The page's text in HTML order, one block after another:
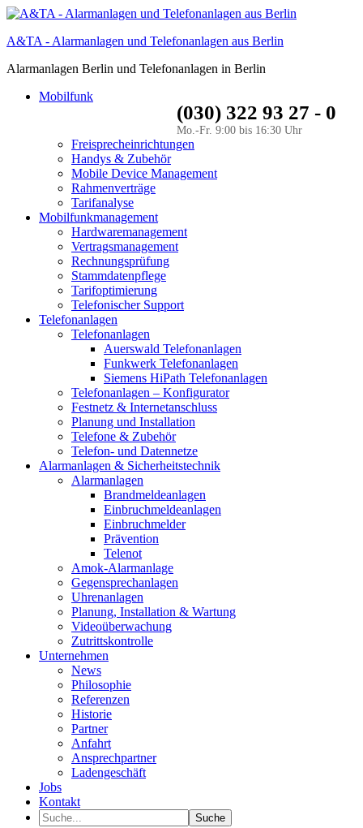
A&TA - Alarmanlagen und Telefonanlagen aus Berlin
Alarmanlagen Berlin und Telefonanlagen in Berlin
(030) 322 93 27 - 0
Mo.-Fr. 9:00 bis 16:30 Uhr
Mobilfunk
Freisprecheinrichtungen
Handys & Zubehör
Mobile Device Management
Rahmenverträge
Tarifanalyse
Mobilfunkmanagement
Hardwaremanagement
Vertragsmanagement
Rechnungsprüfung
Stammdatenpflege
Tarifoptimierung
Telefonischer Support
Telefonanlagen
Telefonanlagen
Auerswald Telefonanlagen
Funkwerk Telefonanlagen
Siemens HiPath Telefonanlagen
Telefonanlagen – Konfigurator
Festnetz & Internetanschluss
Planung und Installation
Telefone & Zubehör
Telefon- und Datennetze
Alarmanlagen & Sicherheitstechnik
Alarmanlagen
Brandmeldeanlagen
Einbruchmeldeanlagen
Einbruchmelder
Prävention
Telenot
Amok-Alarmanlage
Gegensprechanlagen
Uhrenanlagen
Planung, Installation & Wartung
Videoüberwachung
Zutrittskontrolle
Unternehmen
News
Philosophie
Referenzen
Historie
Partner
Anfahrt
Ansprechpartner
Ladengeschäft
Jobs
Kontakt